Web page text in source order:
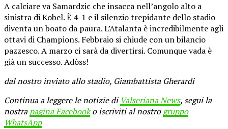
A calciare va Samardzic che insacca nell’angolo alto a
sinistra di Kobel. È 4-1 e il silenzio trepidante dello stadio
diventa un boato da paura. L’Atalanta è incredibilmente agli
ottavi di Champions. Febbraio si chiude con un bilancio
pazzesco. A marzo ci sarà da divertirsi. Comunque vada è
già un successo. Adòss!
dal nostro inviato allo stadio, Giambattista Gherardi
Continua a leggere le notizie di Valseriana News, segui la
nostrapagina Facebooko iscriviti al nostrogruppo
WhatsApp